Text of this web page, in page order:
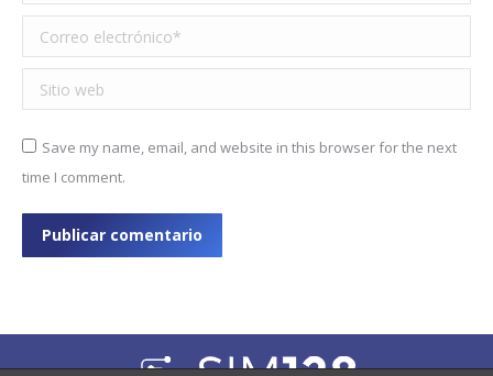
Correo electrónico *
Sitio web
Save my name, email, and website in this browser for the next
time I comment.
Publicar comentario